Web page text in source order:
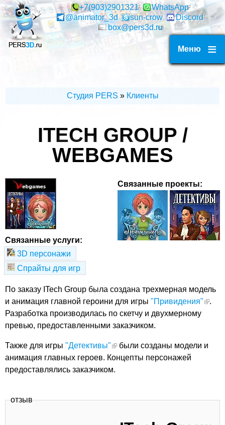
Перейти
к
основному
содержанию
+7(903)2901321
WhatsApp
@animator_3d
sun-crow
Discord
box@pers3d.ru
Меню
Студия PERS Клиенты
ITECH GROUP /
WEBGAMES
Связанные проекты:
Связанные услуги:
3D персонажи
Спрайты для игр
По заказу ITech Group была создана трехмерная модель
и анимация главной героини для игры "Привидения"
.
Разработка производилась по скетчу и двухмерному
превью, предоставленными заказчиком.
Также для игры "Детективы"
были созданы модели и
анимация главных героев. Концепты персонажей
предоставлялись заказчиком.
отзыв